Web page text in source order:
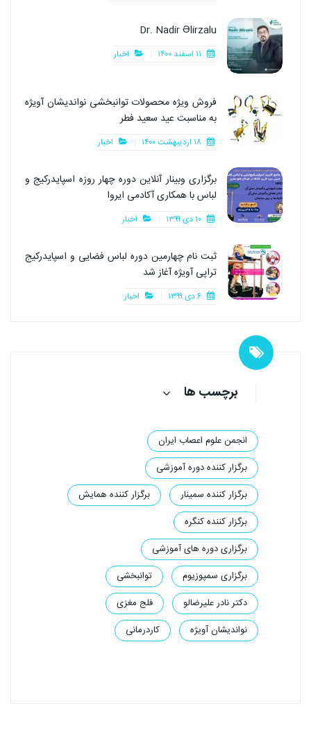
Dr. Nadir Əlirzalu
اخبار
فروش ویژه محصولات توانبخشی نواندیشان آویژه
به مناسبت عید سعید فطر
اخبار
برگزاری وبینار آنلاین دوره چهار روزه اسپایدرکیج و
لباس با همکاری آکادمی ایروا
اخبار
ثبت نام چهارمین دوره لباس فضایی و اسپایدرکیج
تراپی آویژه آغاز شد
اخبار
برچسب ها
انجمن علوم اعصاب ایران
برگزار کننده دوره آموزشی
برگزار کننده سمینار
برگزار کننده همایش
برگزار کننده کنگره
برگزاری دوره های آموزشی
برگزاری سمپوزیوم‌
توانبخشی
دکتر نادر علیرضالو
فلج مغزی
نواندیشان آویژه
کاردرمانی